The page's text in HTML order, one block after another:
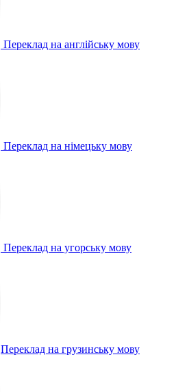
Переклад на англійську мову
Переклад на німецьку мову
Переклад на угорську мову
Переклад на грузинську мову